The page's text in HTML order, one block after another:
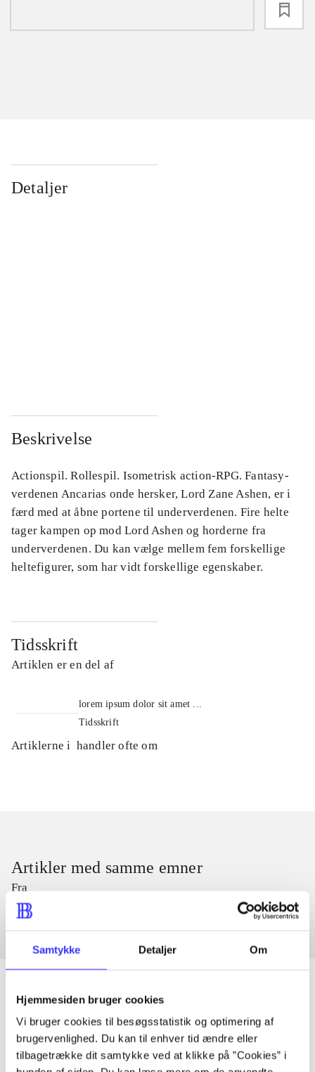
Samtykke Detaljer Om
Hjemmesiden bruger cookies
Vi bruger cookies til besøgsstatistik og optimering af
brugervenlighed. Du kan til enhver tid ændre eller
tilbagetrække dit samtykke ved at klikke på ”Cookies” i
Detaljer
Beskrivelse
Actionspil. Rollespil. Isometrisk action-RPG. Fantasy-
verdenen Ancarias onde hersker, Lord Zane Ashen, er i
færd med at åbne portene til underverdenen. Fire helte
tager kampen op mod Lord Ashen og horderne fra
underverdenen. Du kan vælge mellem fem forskellige
heltefigurer, som har vidt forskellige egenskaber.
Tidsskrift
Artiklen er en del af
lorem ipsum dolor sit amet ...
Tidsskrift
Artiklerne i handler ofte om
Artikler med samme emner
Fra
Artikler
Alle registrerede artikler fordelt på udgivelser